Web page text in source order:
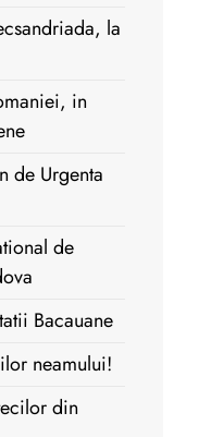
la
in
de Urgenta
de
Bacauane
neamului!
din